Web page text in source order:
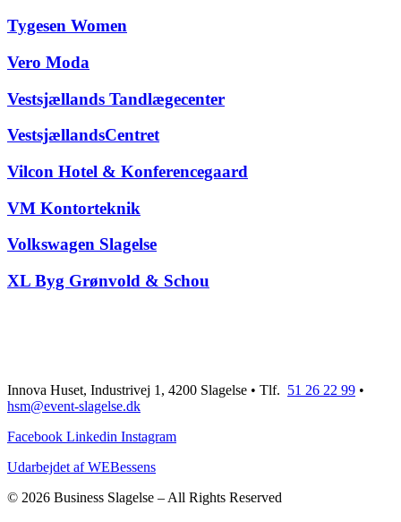
Tygesen Women
Vero Moda
Vestsjællands Tandlægecenter
VestsjællandsCentret
Vilcon Hotel & Konferencegaard
VM Kontorteknik
Volkswagen Slagelse
XL Byg Grønvold & Schou
Innova Huset, Industrivej 1, 4200 Slagelse • Tlf. 51 26 22 99 •
hsm@event-slagelse.dk
Facebook Linkedin Instagram
Udarbejdet af WEBessens
© 2026 Business Slagelse – All Rights Reserved